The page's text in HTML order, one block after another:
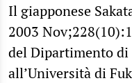
Il giapponese
2003
del Dipartimento
all’Università di